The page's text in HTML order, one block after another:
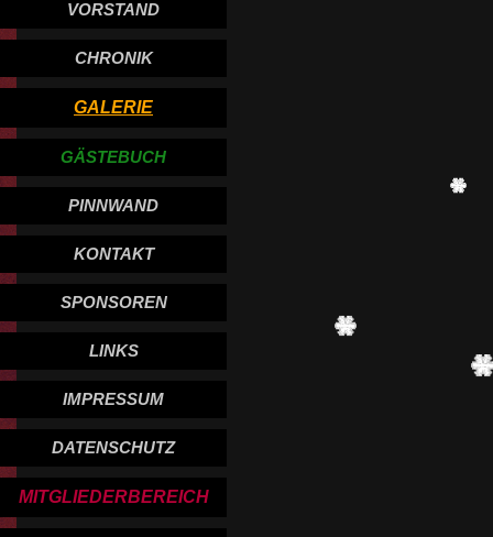
VORSTAND
CHRONIK
GALERIE
GÄSTEBUCH
PINNWAND
KONTAKT
SPONSOREN
LINKS
IMPRESSUM
DATENSCHUTZ
MITGLIEDERBEREICH